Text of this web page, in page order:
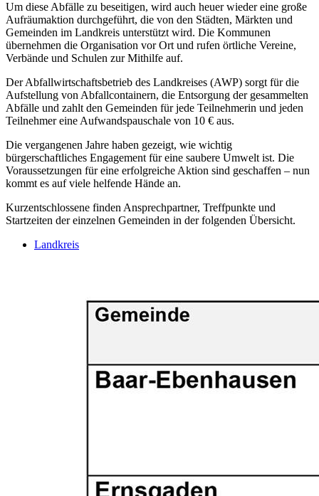
Um diese Abfälle zu beseitigen, wird auch heuer wieder eine große
Aufräumaktion durchgeführt, die von den Städten, Märkten und
Gemeinden im Landkreis unterstützt wird. Die Kommunen
übernehmen die Organisation vor Ort und rufen örtliche Vereine,
Verbände und Schulen zur Mithilfe auf.
Der Abfallwirtschaftsbetrieb des Landkreises (AWP) sorgt für die
Aufstellung von Abfallcontainern, die Entsorgung der gesammelten
Abfälle und zahlt den Gemeinden für jede Teilnehmerin und jeden
Teilnehmer eine Aufwandspauschale von 10 € aus.
Die vergangenen Jahre haben gezeigt, wie wichtig
bürgerschaftliches Engagement für eine saubere Umwelt ist. Die
Voraussetzungen für eine erfolgreiche Aktion sind geschaffen – nun
kommt es auf viele helfende Hände an.
Kurzentschlossene finden Ansprechpartner, Treffpunkte und
Startzeiten der einzelnen Gemeinden in der folgenden Übersicht.
Landkreis